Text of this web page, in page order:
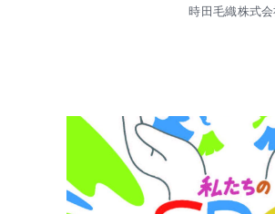
時田毛織株式会